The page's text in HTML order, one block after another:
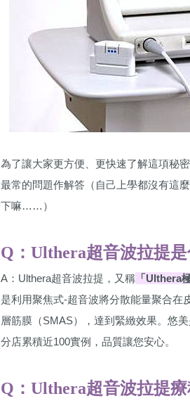
為了讓大家更方便、更快速了解這項秘
最常的問題作解答（自己上學都沒有這
下嘛……）
Q：Ulthera超音波拉提
A：Ulthera超音波拉提，又稱 「Ulthera
是利用聚焦式-超音波將分散能量聚合在
層筋膜（SMAS），達到緊緻效果。悠
分店累積近100實例，品質讓您安心。
Q：Ulthera超音波拉提